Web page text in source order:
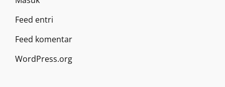
Feed entri
Feed komentar
WordPress.org